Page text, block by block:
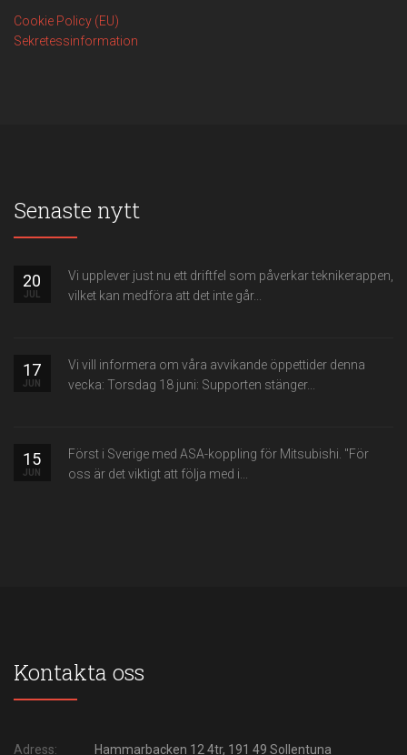
Cookie Policy (EU)
Sekretessinformation
Senaste nytt
20
JUL
Vi upplever just nu ett driftfel som påverkar teknikerappen,
vilket kan medföra att det inte går...
17
JUN
Vi vill informera om våra avvikande öppettider denna
vecka: Torsdag 18 juni: Supporten stänger...
15
JUN
Först i Sverige med ASA-koppling för Mitsubishi. "För
oss är det viktigt att följa med i...
Kontakta oss
Adress: Hammarbacken 12 4tr, 191 49 Sollentuna